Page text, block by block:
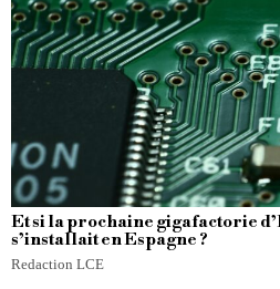
Et si la prochaine gigafactorie
s’installait en Espagne ?
Redaction LCE